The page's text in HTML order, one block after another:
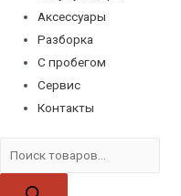
Аксессуары
Разборка
С пробегом
Сервис
Контакты
товаров